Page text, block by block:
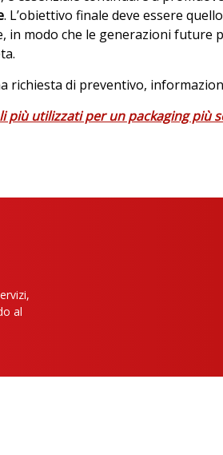
. L’obiettivo finale deve essere
in modo che le generazioni future
richiesta di preventivo,
più utilizzati per un packaging più
al